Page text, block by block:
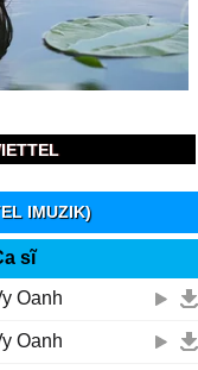
IMUZIK)
sĩ
Oanh
Oanh